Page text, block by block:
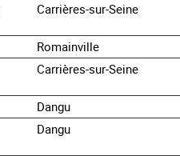
Carrières-sur-Seine
Romainville
Carrières-sur-Seine
Dangu
Dangu